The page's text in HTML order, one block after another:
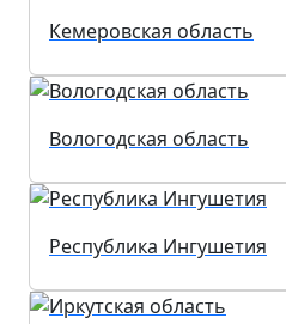
Кемеровская область
Вологодская область
Республика Ингушетия